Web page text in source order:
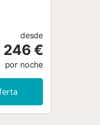
desde
246 €
por noche